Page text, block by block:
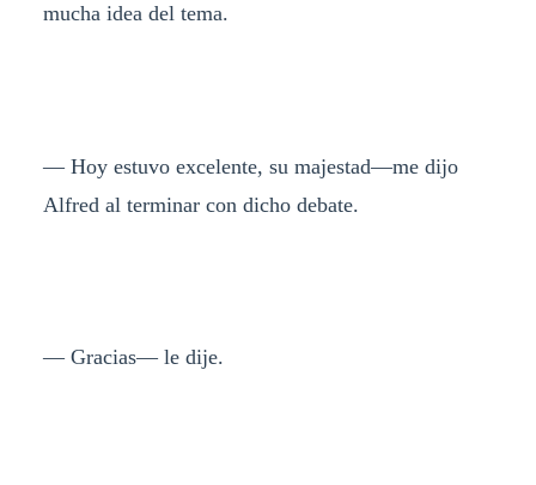
mucha idea del tema.
— Hoy estuvo excelente, su majestad—me dijo
Alfred al terminar con dicho debate.
— Gracias— le dije.